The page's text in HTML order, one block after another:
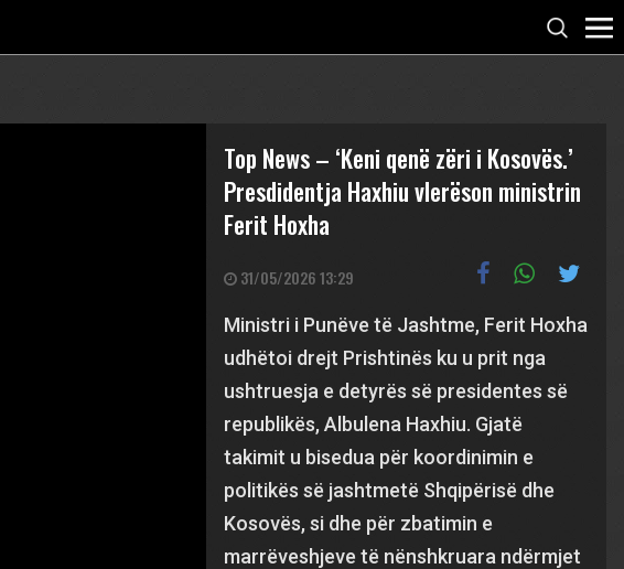
Top News – ‘Keni qenë zëri i Kosovës.’
Presdidentja Haxhiu vlerëson ministrin
Ferit Hoxha
31/05/2026 13:29
Ministri i Punëve të Jashtme, Ferit Hoxha
udhëtoi drejt Prishtinës ku u prit nga
ushtruesja e detyrës së presidentes së
republikës, Albulena Haxhiu. Gjatë
takimit u bisedua për koordinimin e
politikës së jashtmetë Shqipërisë dhe
Kosovës, si dhe për zbatimin e
marrëveshjeve të nënshkruara ndërmjet